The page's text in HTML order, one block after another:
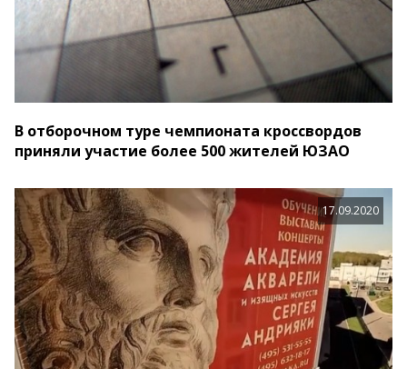
В отборочном туре чемпионата кроссвордов
приняли участие более 500 жителей ЮЗАО
17.09.2020